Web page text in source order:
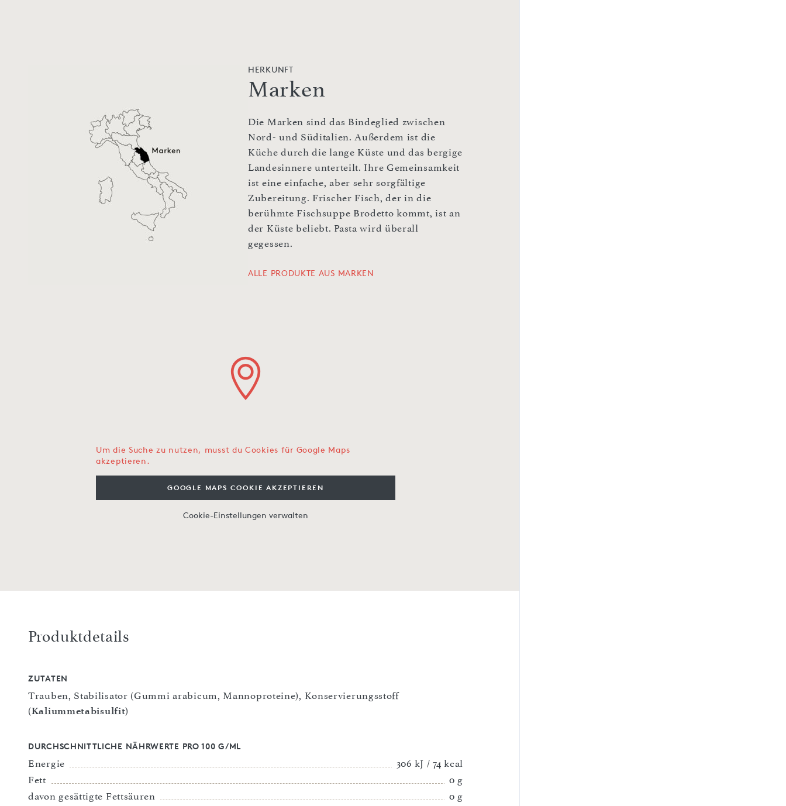
HERKUNFT
Marken
Die Marken sind das Bindeglied zwischen
Nord- und Süditalien. Außerdem ist die
Küche durch die lange Küste und das bergige
Landesinnere unterteilt. Ihre Gemeinsamkeit
ist eine einfache, aber sehr sorgfältige
Zubereitung. Frischer Fisch, der in die
berühmte Fischsuppe Brodetto kommt, ist an
der Küste beliebt. Pasta wird überall
gegessen.
ALLE PRODUKTE AUS MARKEN
Um die Suche zu nutzen, musst du Cookies für Google Maps
akzeptieren.
GOOGLE MAPS COOKIE AKZEPTIEREN
Cookie-Einstellungen verwalten
Produktdetails
ZUTATEN
Trauben, Stabilisator (Gummi arabicum, Mannoproteine), Konservierungsstoff
(Kaliummetabisulfit)
DURCHSCHNITTLICHE NÄHRWERTE PRO 100 G/ML
Energie
306 kJ / 74 kcal
Fett
0 g
davon gesättigte Fettsäuren
0 g